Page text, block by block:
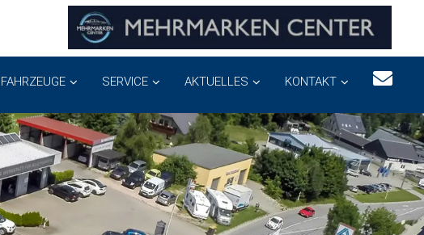
FAHRZEUGE SERVICE AKTUELLES KONTAKT